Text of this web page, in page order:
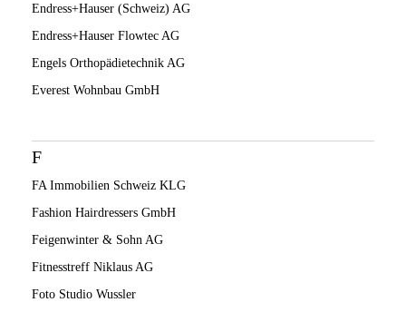
Endress+Hauser (Schweiz) AG
Endress+Hauser Flowtec AG
Engels Orthopädietechnik AG
Everest Wohnbau GmbH
F
FA Immobilien Schweiz KLG
Fashion Hairdressers GmbH
Feigenwinter & Sohn AG
Fitnesstreff Niklaus AG
Foto Studio Wussler